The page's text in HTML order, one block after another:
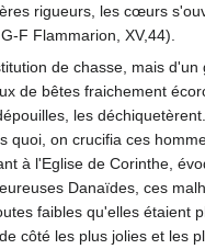
rigueurs, les cœurs
G-F Flammarion, XV,44).
de chasse, mais
de bêtes fraichement
les
on crucifia ces
à l'Eglise de Corinthe,
Danaïdes, ces
faibles qu'elles étaient
côté les plus jolies et les